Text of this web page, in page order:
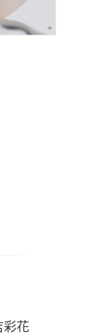
彩花